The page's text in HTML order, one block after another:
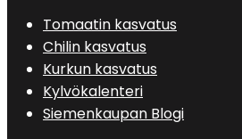
Tomaatin kasvatus
Chilin kasvatus
Kurkun kasvatus
Kylvökalenteri
Siemenkaupan Blogi